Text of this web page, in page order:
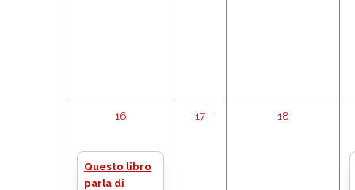
16
Questo libro
parla di
17 18